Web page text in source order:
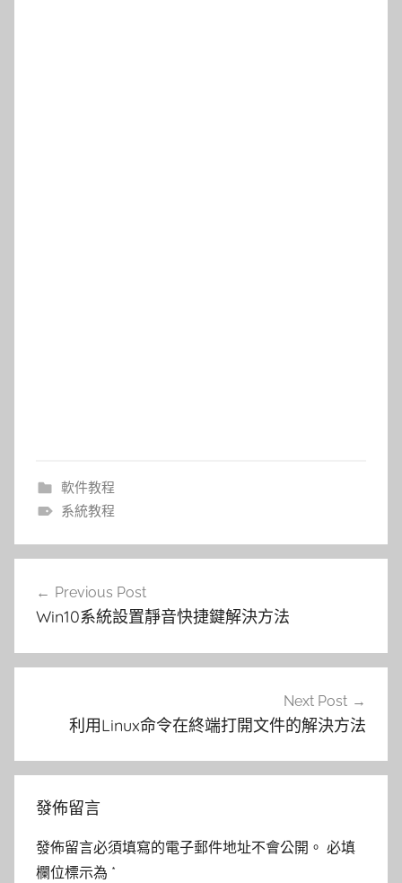
軟件教程
系統教程
章
覽
Previous Post
Win10系統設置靜音快捷鍵解決方法
Next Post
利用Linux命令在終端打開文件的解決方法
發佈留言
發佈留言必須填寫的電子郵件地址不會公開。 必填
欄位標示為 *